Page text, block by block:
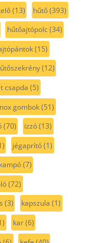
(13) hűtő(393)
hűtőajtópolc(34)
(15)
(12)
csapda (5)
gombok(51)
(70) izzó(13)
jégaprító(1)
kampó(7)
(72)
(3) kapszula (1)
kar(6)